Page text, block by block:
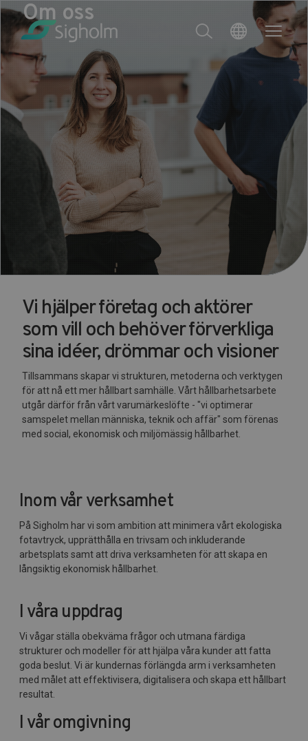
Om oss
Vi hjälper företag och aktörer
som vill och behöver förverkliga
sina idéer, drömmar och visioner
Tillsammans skapar vi strukturen, metoderna och verktygen
för att nå ett mer hållbart samhälle. Vårt hållbarhetsarbete
utgår därför från vårt varumärkeslöfte - "vi optimerar
samspelet mellan människa, teknik och affär" som förenas
med social, ekonomisk och miljömässig hållbarhet.
Inom vår verksamhet
På Sigholm har vi som ambition att minimera vårt ekologiska
fotavtryck, upprätthålla en trivsam och inkluderande
arbetsplats samt att driva verksamheten för att skapa en
långsiktig ekonomisk hållbarhet.
I våra uppdrag
Vi vågar ställa obekväma frågor och utmana färdiga
strukturer och modeller för att hjälpa våra kunder att fatta
goda beslut. Vi är kundernas förlängda arm i verksamheten
med målet att effektivisera, digitalisera och skapa ett hållbart
resultat.
I vår omgivning